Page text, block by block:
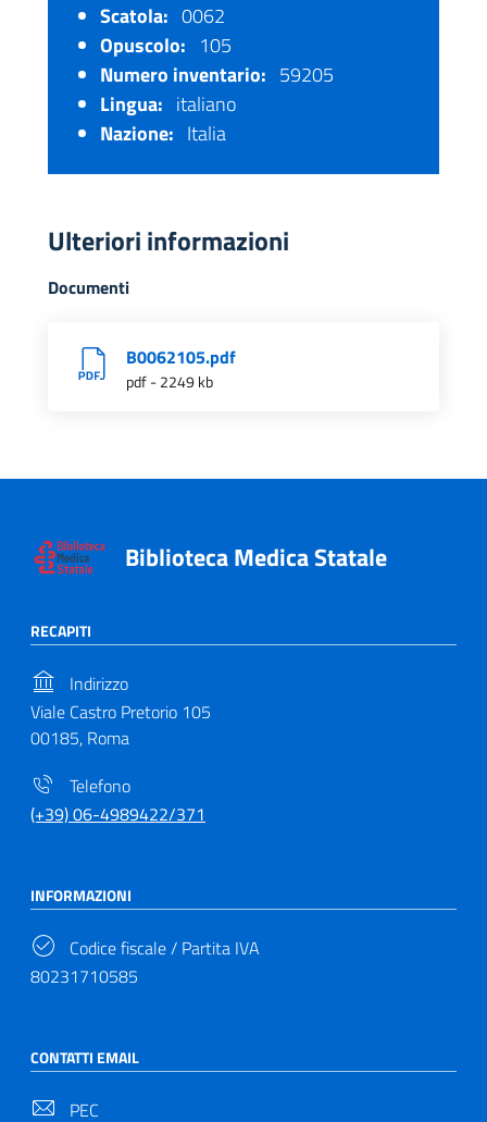
Scatola: 0062
Opuscolo: 105
Numero inventario: 59205
Lingua: italiano
Nazione: Italia
Ulteriori informazioni
Documenti
B0062105.pdf
pdf - 2249 kb
Biblioteca Medica Statale
RECAPITI
Indirizzo
Viale Castro Pretorio 105
00185, Roma
Telefono
(+39) 06-4989422/371
INFORMAZIONI
Codice fiscale / Partita IVA
80231710585
CONTATTI EMAIL
PEC